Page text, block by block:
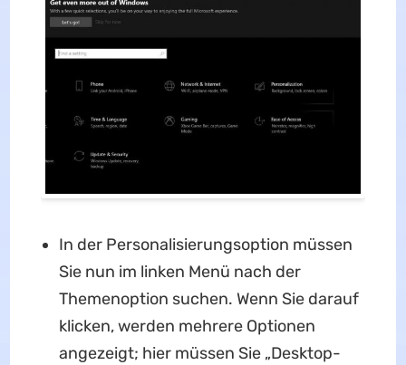
In der Personalisierungsoption müssen
Sie nun im linken Menü nach der
Themenoption suchen. Wenn Sie darauf
klicken, werden mehrere Optionen
angezeigt; hier müssen Sie „Desktop-